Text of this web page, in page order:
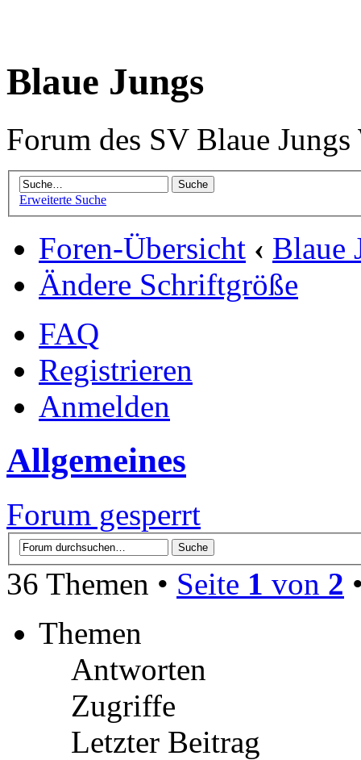
Blaue Jungs
Forum des SV Blaue
Erweiterte Suche
Foren-Übersicht ‹ Blaue
Ändere Schriftgröße
FAQ
Registrieren
Anmelden
Allgemeines
Forum gesperrt
36 Themen • Seite 1 von 2
Themen
Antworten
Zugriffe
Letzter Beitrag